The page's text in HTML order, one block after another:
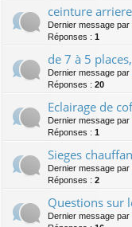
ceinture
Dernier message par
Réponses : 1
de 7 à 5
Dernier message par
Réponses : 20
Eclairage de
Dernier message par
Réponses : 1
Sieges
Dernier message par
Réponses : 2
Questions sur
Dernier message par